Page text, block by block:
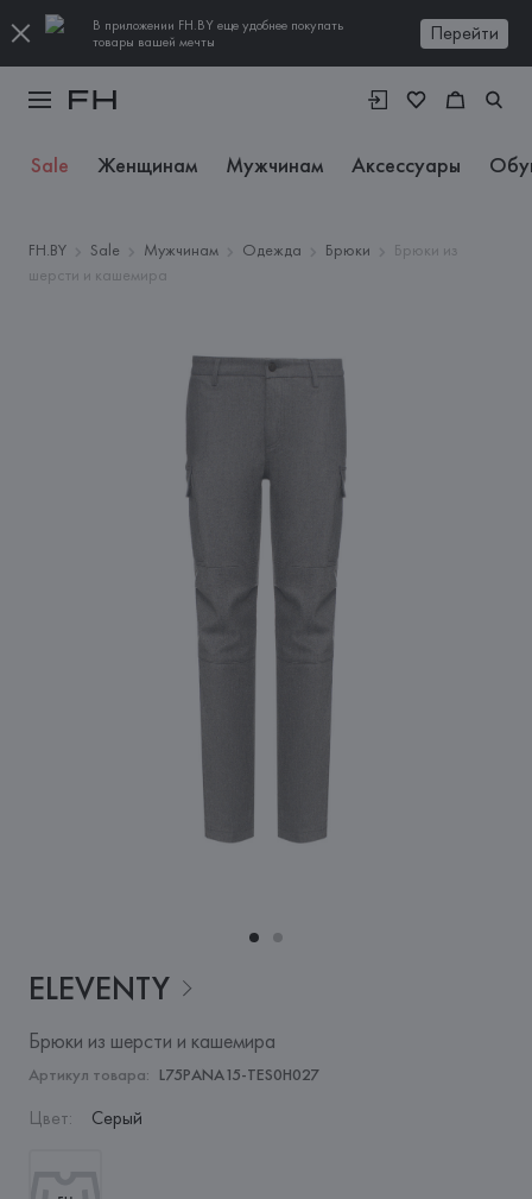
В приложении FH.BY еще удобнее покупать
товары вашей мечты
Перейти
Sale Женщинам Мужчинам Аксессуары
FH.BY Sale Мужчинам Одежда Брюки
Брюки из
шерсти и кашемира
ELEVENTY
Брюки из шерсти и кашемира
Артикул товара: L75PANA15-TES0H027
Цвет: Серый